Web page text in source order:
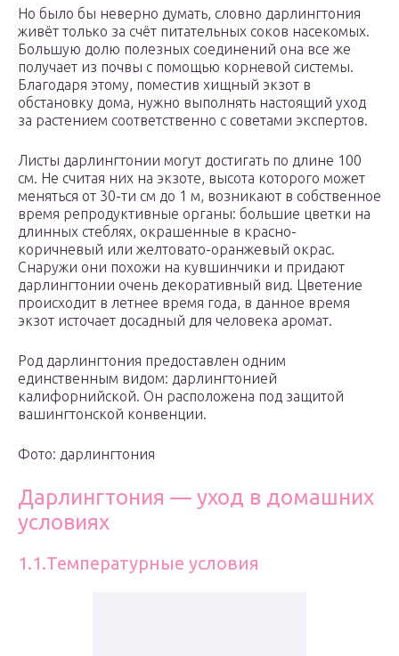
Но было бы неверно думать, словно дарлингтония
живёт только за счёт питательных соков насекомых.
Большую долю полезных соединений она все же
получает из почвы с помощью корневой системы.
Благодаря этому, поместив хищный экзот в
обстановку дома, нужно выполнять настоящий уход
за растением соответственно с советами экспертов.
Листы дарлингтонии могут достигать по длине 100
см. Не считая них на экзоте, высота которого может
меняться от 30-ти см до 1 м, возникают в собственное
время репродуктивные органы: большие цветки на
длинных стеблях, окрашенные в красно-
коричневый или желтовато-оранжевый окрас.
Снаружи они похожи на кувшинчики и придают
дарлингтонии очень декоративный вид. Цветение
происходит в летнее время года, в данное время
экзот источает досадный для человека аромат.
Род дарлингтония предоставлен одним
единственным видом: дарлингтонией
калифорнийской. Он расположена под защитой
вашингтонской конвенции.
Фото: дарлингтония
Дарлингтония — уход в домашних
условиях
1.1.Температурные условия